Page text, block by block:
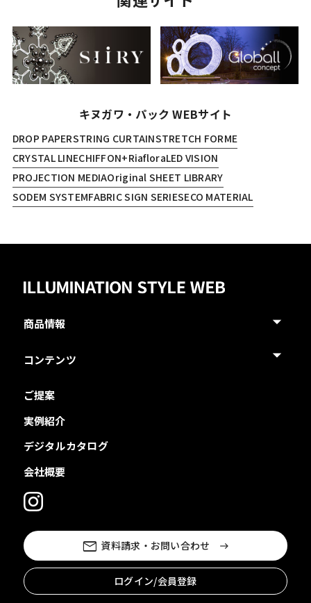
キヌガワ・パック WEBサイト
DROP PAPERSTRING CURTAINSTRETCH FORME
CRYSTAL LINECHIFFON+RiafloraLED VISION
PROJECTION MEDIAOriginal SHEET LIBRARY
SODEM SYSTEMFABRIC SIGN SERIESECO MATERIAL
資料請求・お問い合わせ
ログイン/会員登録
商品情報
コンテンツ
ご提案
実例紹介
デジタルカタログ
会社概要